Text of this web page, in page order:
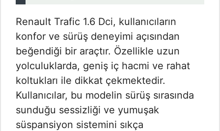
Renault Trafic 1.6 Dci, kullanıcıların
konfor ve sürüş deneyimi açısından
beğendiği bir araçtır. Özellikle uzun
yolculuklarda, geniş iç hacmi ve rahat
koltukları ile dikkat çekmektedir.
Kullanıcılar, bu modelin sürüş sırasında
sunduğu sessizliği ve yumuşak
süspansiyon sistemini sıkça